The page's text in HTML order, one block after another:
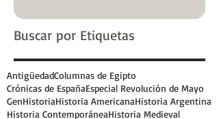
Buscar por Etiquetas
AntigüedadColumnas de Egipto
Crónicas de EspañaEspecial Revolución de Mayo
GenHistoriaHistoria AmericanaHistoria Argentina
Historia ContemporáneaHistoria Medieval